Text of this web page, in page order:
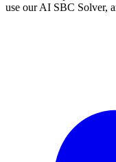
use our AI SBC Solver,